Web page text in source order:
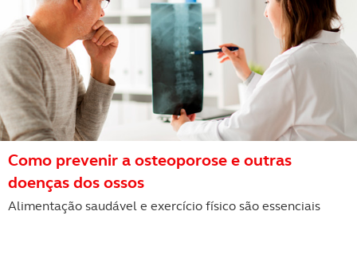
Como prevenir a osteoporose e outras
doenças dos ossos
Alimentação saudável e exercício físico são essenciais